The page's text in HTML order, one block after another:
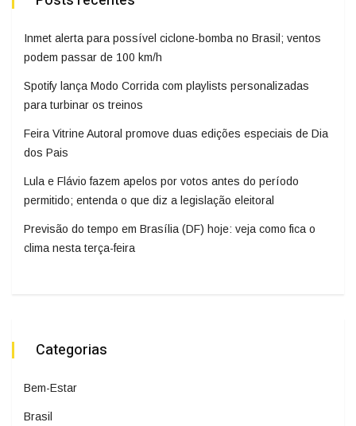
Inmet alerta para possível ciclone-bomba no Brasil; ventos
podem passar de 100 km/h
Spotify lança Modo Corrida com playlists personalizadas
para turbinar os treinos
Feira Vitrine Autoral promove duas edições especiais de Dia
dos Pais
Lula e Flávio fazem apelos por votos antes do período
permitido; entenda o que diz a legislação eleitoral
Previsão do tempo em Brasília (DF) hoje: veja como fica o
clima nesta terça-feira
Categorias
Bem-Estar
Brasil